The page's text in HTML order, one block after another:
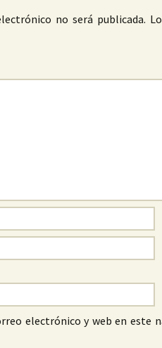
no será publicada.
electrónico y web en este